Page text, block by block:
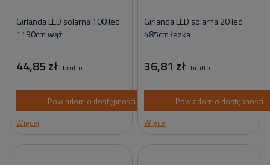
Girlanda LED solarna 100 led
1190cm wąż
44,85 zł brutto
Powiadom o dostępności
Więcej
Girlanda LED solarna 20 led
485cm łezka
36,81 zł brutto
Powiadom o dostępności
Więcej